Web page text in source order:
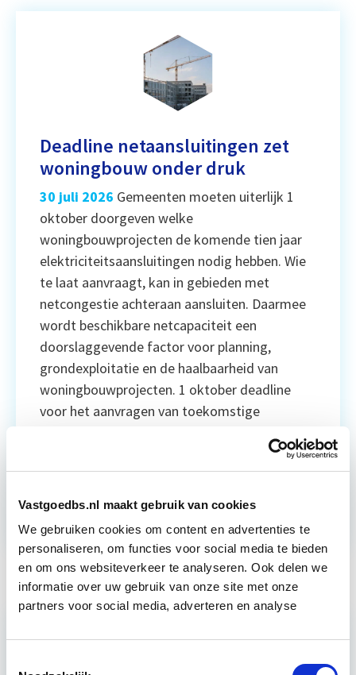
Vastgoedbs.nl maakt gebruik van cookies
We gebruiken cookies om content en advertenties te
personaliseren, om functies voor social media te bieden
en om ons websiteverkeer te analyseren. Ook delen we
informatie over uw gebruik van onze site met onze
partners voor social media, adverteren en analyse
Deadline netaansluitingen zet
woningbouw onder druk
30 juli 2026 Gemeenten moeten uiterlijk 1
oktober doorgeven welke
woningbouwprojecten de komende tien jaar
elektriciteitsaansluitingen nodig hebben. Wie
te laat aanvraagt, kan in gebieden met
netcongestie achteraan aansluiten. Daarmee
wordt beschikbare netcapaciteit een
doorslaggevende factor voor planning,
grondexploitatie en de haalbaarheid van
woningbouwprojecten. 1 oktober deadline
voor het aanvragen van toekomstige